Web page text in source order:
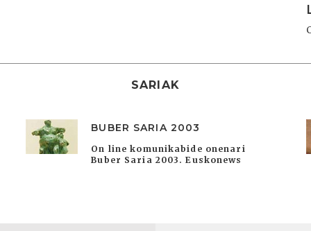
SARIAK
BUBER SARIA 2003
On line komunikabide onenari
Buber Saria 2003. Euskonews